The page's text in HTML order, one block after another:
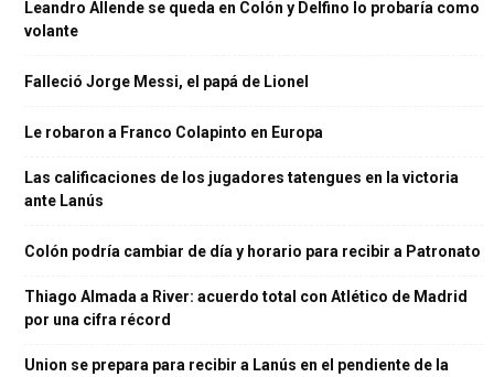
Leandro Allende se queda en Colón y Delfino lo probaría como
volante
Falleció Jorge Messi, el papá de Lionel
Le robaron a Franco Colapinto en Europa
Las calificaciones de los jugadores tatengues en la victoria
ante Lanús
Colón podría cambiar de día y horario para recibir a Patronato
Thiago Almada a River: acuerdo total con Atlético de Madrid
por una cifra récord
Union se prepara para recibir a Lanús en el pendiente de la